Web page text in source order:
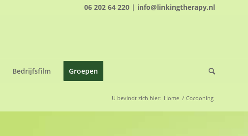
06 202 64 220 | info@linkingtherapy.nl
Bedrijfsfilm Groepen
U bevindt zich hier: Home / Cocooning